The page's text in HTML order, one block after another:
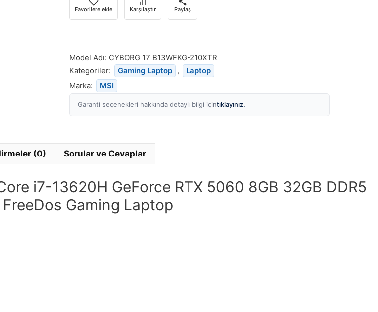
Favorilere ekle Karşılaştır Paylaş
Model Adı: CYBORG 17 B13WFKG-210XTR
Kategoriler:
Gaming Laptop ,
Laptop
Marka:
MSI
Garanti seçenekleri hakkında detaylı bilgi içintıklayınız.
(0) Sorular ve Cevaplar
i7-13620H GeForce RTX 5060 8GB 32GB DDR5
Gaming Laptop